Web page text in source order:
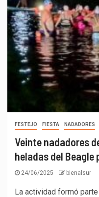
FESTEJO FIESTA NADADORES
Veinte nadadores
heladas del
24/06/2025 bienalsur
La actividad formó